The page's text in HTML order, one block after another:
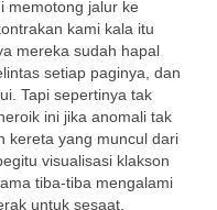
memotong jalur ke
kami kala itu
mereka sudah hapal
setiap paginya, dan
Tapi sepertinya tak
ini jika anomali tak
kereta yang muncul dari
visualisasi klakson
tiba-tiba mengalami
untuk sesaat.